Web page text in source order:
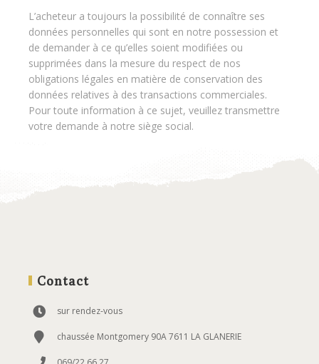
L’acheteur a toujours la possibilité de connaître ses
données personnelles qui sont en notre possession et
de demander à ce qu’elles soient modifiées ou
supprimées dans la mesure du respect de nos
obligations légales en matière de conservation des
données relatives à des transactions commerciales.
Pour toute information à ce sujet, veuillez transmettre
votre demande à notre siège social.
Contact
sur rendez-vous
chaussée Montgomery 90A 7611 LA GLANERIE